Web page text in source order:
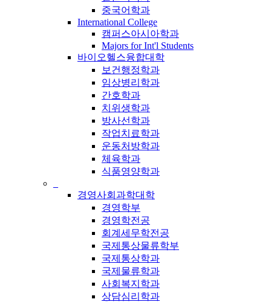
중국어학과
International College
캠퍼스아시아학과
Majors for Int'l Students
바이오헬스융합대학
보건행정학과
임상병리학과
간호학과
치위생학과
방사선학과
작업치료학과
운동처방학과
체육학과
식품영양학과
경영사회과학대학
경영학부
경영학전공
회계세무학전공
국제통상물류학부
국제통상학과
국제물류학과
사회복지학과
상담심리학과